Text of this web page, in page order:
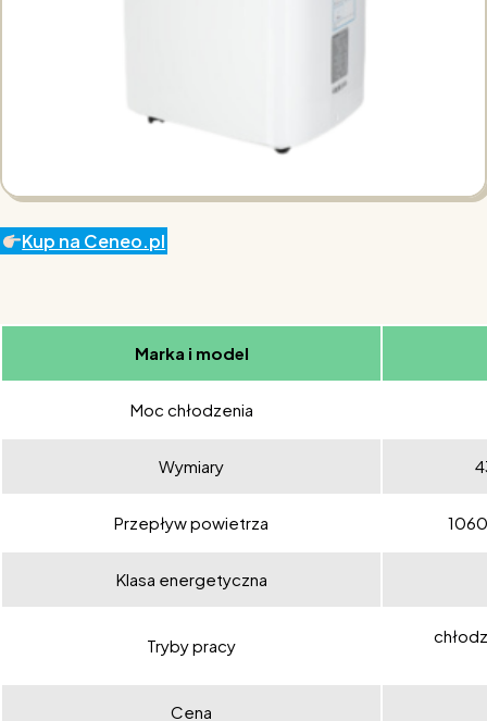
Kup na Ceneo.pl
Marka i model
Moc chłodzenia
Wymiary
Przepływ powietrza
Klasa energetyczna
Tryby pracy
Cena